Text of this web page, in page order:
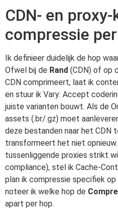
CDN- en
compressie
Ik definieer duidelijk de hop
Ofwel bij de Rand (CDN) of op
CDN comprimeert, laat ik
en stuur ik Vary: Accept
juiste varianten bouwt. Als de
assets (.br/.gz) moet
deze bestanden naar het CDN
transformeert het niet
tussenliggende proxies strikt
compliance), stel ik Cache-
plan ik compressie specifiek
noteer ik welke hop de
apart per hop.